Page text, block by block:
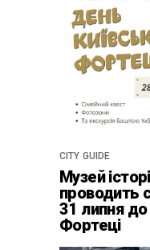
CITY GUIDE
Музей
проводить
31 липня до
Фортеці